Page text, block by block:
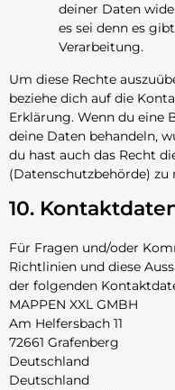
deiner Daten
es sei denn es
Verarbeitung.
Um diese Rechte
beziehe dich auf die
Erklärung. Wenn du eine
deine Daten behandeln,
du hast auch das Recht
(Datenschutzbehörde) zu
10.
Für Fragen und/oder
Richtlinien und diese
der folgenden
MAPPEN XXL GMBH
Am Helfersbach 11
72661 Grafenberg
Deutschland
Deutschland